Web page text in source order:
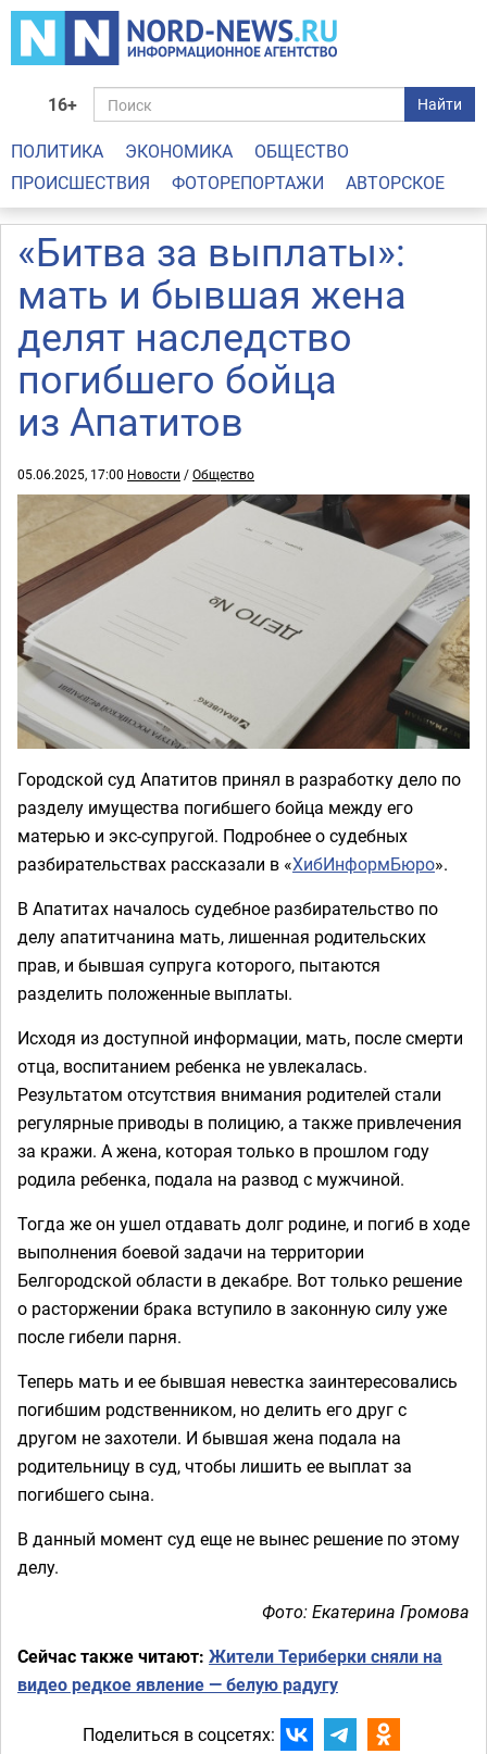
16+ Найти
ПОЛИТИКА ЭКОНОМИКА
ОБЩЕСТВО
ПРОИСШЕСТВИЯ
ФОТОРЕПОРТАЖИ АВТОРСКОЕ
«Битва за выплаты»:
мать и бывшая жена
делят наследство
погибшего бойца
из Апатитов
05.06.2025, 17:00 Новости /Общество
Городской суд Апатитов принял в разработку дело по
разделу имущества погибшего бойца между его
матерью и экс-супругой. Подробнее о судебных
разбирательствах рассказали в «ХибИнформБюро».
В Апатитах началось судебное разбирательство по
делу апатитчанина мать, лишенная родительских
прав, и бывшая супруга которого, пытаются
разделить положенные выплаты.
Исходя из доступной информации, мать, после смерти
отца, воспитанием ребенка не увлекалась.
Результатом отсутствия внимания родителей стали
регулярные приводы в полицию, а также привлечения
за кражи. А жена, которая только в прошлом году
родила ребенка, подала на развод с мужчиной.
Тогда же он ушел отдавать долг родине, и погиб в ходе
выполнения боевой задачи на территории
Белгородской области в декабре. Вот только решение
о расторжении брака вступило в законную силу уже
после гибели парня.
Теперь мать и ее бывшая невестка заинтересовались
погибшим родственником, но делить его друг с
другом не захотели. И бывшая жена подала на
родительницу в суд, чтобы лишить ее выплат за
погибшего сына.
В данный момент суд еще не вынес решение по этому
делу.
Фото: Екатерина Громова
Сейчас также читают: Жители Териберки сняли на
видео редкое явление — белую радугу
Поделиться в соцсетях: